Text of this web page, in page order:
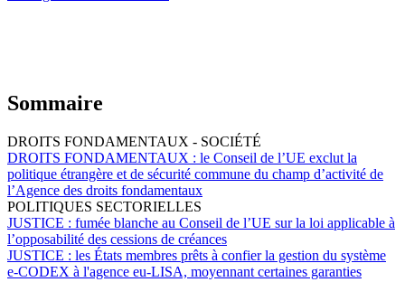
Sommaire
DROITS FONDAMENTAUX - SOCIÉTÉ
DROITS FONDAMENTAUX : le Conseil de l’UE exclut la
politique étrangère et de sécurité commune du champ d’activité de
l’Agence des droits fondamentaux
POLITIQUES SECTORIELLES
JUSTICE : fumée blanche au Conseil de l’UE sur la loi applicable à
l’opposabilité des cessions de créances
JUSTICE : les États membres prêts à confier la gestion du système
e-CODEX à l'agence eu-LISA, moyennant certaines garanties